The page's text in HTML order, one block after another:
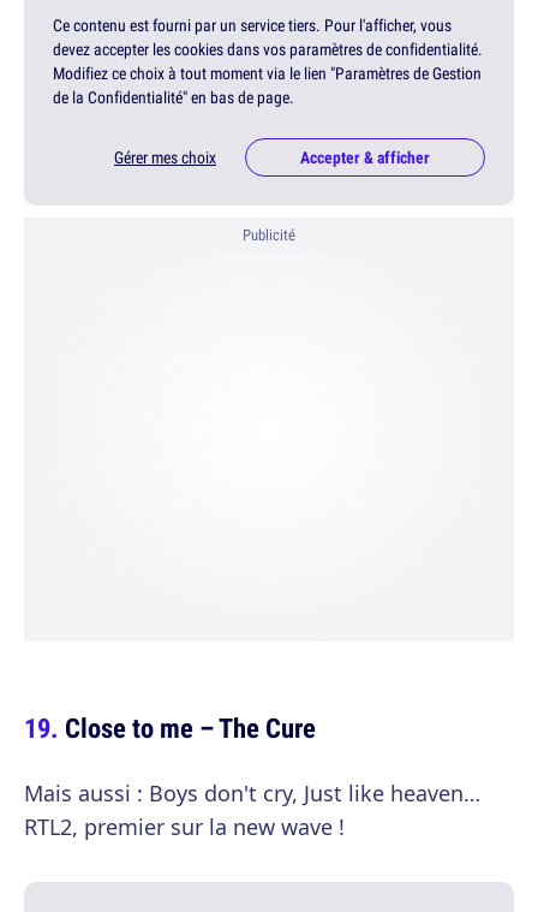
Ce contenu est fourni par un service tiers. Pour l'afficher, vous
devez accepter les cookies dans vos paramètres de confidentialité.
Modifiez ce choix à tout moment via le lien "Paramètres de Gestion
de la Confidentialité" en bas de page.
Gérer mes choix Accepter & afficher
Publicité
Close to me – The Cure
Mais aussi : Boys don't cry, Just like heaven…
RTL2, premier sur la new wave !